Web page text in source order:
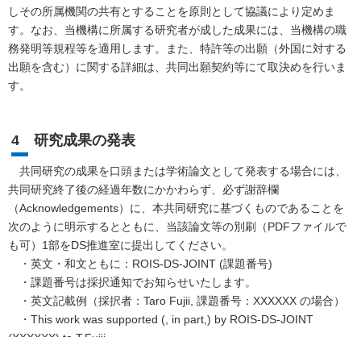
しその所属機関の共有とすることを原則として協議により定めま
す。なお、当機構に所属する研究者が成した成果には、当機構の職
務発明等規程等を適用します。また、特許等の出願（外国に対する
出願を含む）に関する詳細は、共同出願契約等にて取決めを行いま
す。
4 研究成果の発表
共同研究の成果を口頭または学術論文として発表する場合には、
共同研究終了後の経過年数にかかわらず、必ず謝辞欄
（Acknowledgements）に、本共同研究に基づくものであることを
次のように明示するとともに、当該論文等の別刷（PDFファイルで
も可）1部をDS推進室に提出してください。
・英文・和文ともに：ROIS-DS-JOINT (課題番号)
・課題番号は採択通知でお知らせいたします。
・英文記載例（採択者：Taro Fujii, 課題番号：XXXXXX の場合）
・This work was supported (, in part,) by ROIS-DS-JOINT